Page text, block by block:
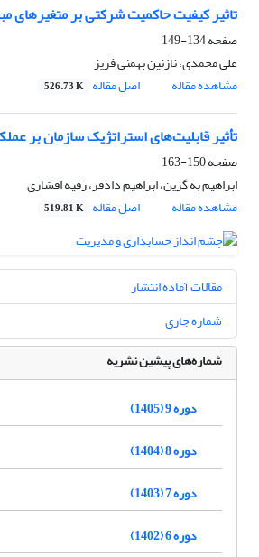
تاثیر کیفیت حاکمیت شرکتی بر
صفحه134-149
علی محمدی، نازنین بهمنی فریز
مشاهده مقاله
اصل مقاله 526.73 K
تأثیر قابلیت‌های استراتژیک سازمان بر
صفحه150-163
ابراهیم به گزین، ابراهیم دادفر، رقیه افشاری
مشاهده مقاله
اصل مقاله 519.81 K
مقالات آماده انتشار
شماره جاری
شماره‌های پیشین نشریه
دوره 9 (1405)
دوره 8 (1404)
دوره 7 (1403)
دوره 6 (1402)